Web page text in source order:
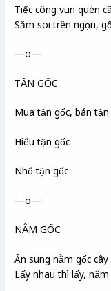
Tiếc công vun quén
Săm soi trên ngọn,
—o—
TẬN GỐC
Mua tận gốc, bán tận
Hiểu tận gốc
Nhổ tận gốc
—o—
NẰM GỐC
Ăn sung nằm gốc cây
Lấy nhau thì lấy,